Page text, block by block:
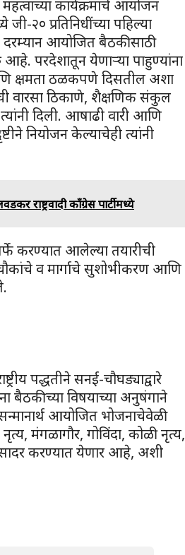
कार्यक्रमांचे आयोजन
२० प्रतिनिधींच्या पहिल्या
आयोजित बैठकीसाठी
आहे. परदेशातून येणाऱ्या पाहुण्यांना
क्षमता ठळकपणे दिसतील अशा
वारसा ठिकाणे, शैक्षणिक संकुल
दिली. आषाढी वारी आणि
नियोजन केल्याचेही त्यांनी
राष्ट्रवादी काँग्रेस पार्टीमध्ये
करण्यात आलेल्या तयारीची
चौकांचे व मार्गाचे सुशोभीकरण आणि
पद्धतीने सनई-चौघड्याद्वारे
बैठकीच्या विषयाच्या अनुषंगाने
आयोजित भोजनाचेवेळी
मंगळागौर, गोविंदा, कोळी नृत्य,
करण्यात येणार आहे, अशी